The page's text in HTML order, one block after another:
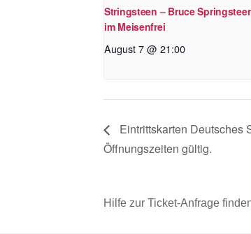
Stringsteen – Bruce
im Meisenfrei
August 7 @ 21:00
Eintrittskarten Deutsches
Öffnungszeiten gültig.
Hilfe zur Ticket-Anfrage